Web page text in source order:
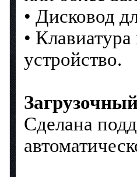
• Дисковод
•
устройство.
Сделана